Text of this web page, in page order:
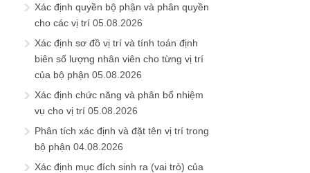
Xác định quyền bộ phận và phân quyền
cho các vị trí 05.08.2026
Xác định sơ đồ vị trí và tính toán định
biên số lượng nhân viên cho từng vị trí
của bộ phận 05.08.2026
Xác định chức năng và phân bổ nhiệm
vụ cho vị trí 05.08.2026
Phân tích xác định và đặt tên vị trí trong
bộ phận 04.08.2026
Xác định mục đích sinh ra (vai trò) của